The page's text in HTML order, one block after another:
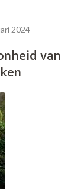
van
Toerisme
2024
van